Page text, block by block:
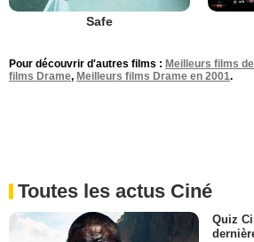
Safe
Pour découvrir d'autres films : Meilleurs films
films Drame, Meilleurs films Drame en 2001.
Toutes les actus Ciné
Quiz